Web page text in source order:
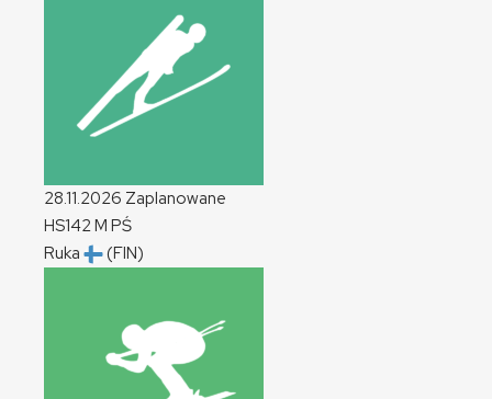
28.11.2026 Zaplanowane
HS142M PŚ
Ruka
(FIN)